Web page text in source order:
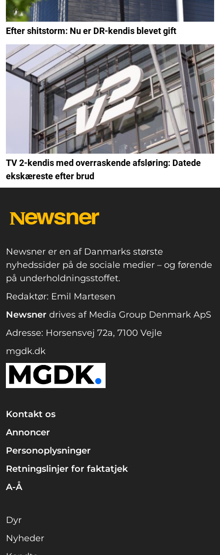
Efter shitstorm: Nu er DR-kendis blevet gift
TV 2-kendis med overraskende afsløring: Datede
ekskæreste efter brud
Newsner er en af Danmarks største
nyhedssider på de sociale medier – og førende
på underholdningsstoffet.
Redaktør: Emil Martesen
Newsner drives af Media Group Denmark ApS
Adresse: Horsensvej 72a, 7100 Vejle
mgdk.dk
Kontakt os
Annoncer
Personoplysninger
Retningslinjer for faktatjek
A-Å
Dyr
Nyheder